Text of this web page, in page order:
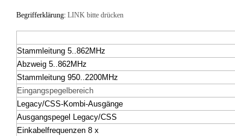
Begrifferklärung: LINK bitte drücken
Stammleitung 5..862MHz
Abzweig 5..862MHz
Stammleitung 950..2200MHz
Eingangspegelbereich
Legacy/CSS-Kombi-Ausgänge
Ausgangspegel Legacy/CSS
Einkabelfrequenzen 8 x